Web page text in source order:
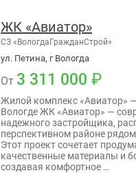
ЖК «Авиатор»
СЗ «ВологдаГражданСтрой»
ул. Петина, г Вологда
От 3 311 000
Жилой комплекс «Авиатор»
Вологде ЖК «Авиатор» —
надежного застройщика,
перспективном районе
Этот проект сочетает
качественные материалы и
создавая комфортное …